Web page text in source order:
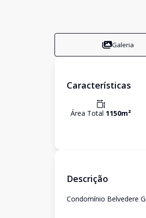
Galeria
Características
Área Total 1150m²
Descrição
Condomínio Belvedere